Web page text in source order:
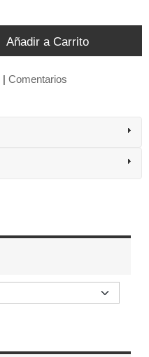
Añadir a Carrito
| Comentarios